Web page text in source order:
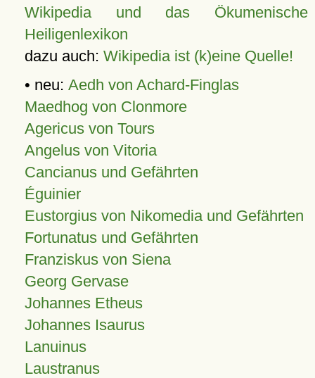
Wikipedia und das Ökumenische
Heiligenlexikon
dazu auch: Wikipedia ist (k)eine Quelle!
• neu: Aedh von Achard-Finglas
Maedhog von Clonmore
Agericus von Tours
Angelus von Vitoria
Cancianus und Gefährten
Éguinier
Eustorgius von Nikomedia und Gefährten
Fortunatus und Gefährten
Franziskus von Siena
Georg Gervase
Johannes Etheus
Johannes Isaurus
Lanuinus
Laustranus